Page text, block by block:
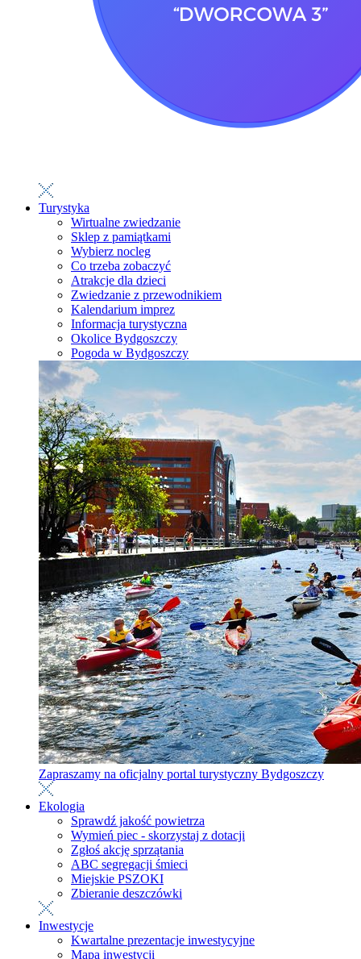
Turystyka
Wirtualne zwiedzanie
Sklep z pamiątkami
Wybierz nocleg
Co trzeba zobaczyć
Atrakcje dla dzieci
Zwiedzanie z przewodnikiem
Kalendarium imprez
Informacja turystyczna
Okolice Bydgoszczy
Pogoda w Bydgoszczy
Zapraszamy na oficjalny portal turystyczny Bydgoszczy
Ekologia
Sprawdź jakość powietrza
Wymień piec - skorzystaj z dotacji
Zgłoś akcję sprzątania
ABC segregacji śmieci
Miejskie PSZOKI
Zbieranie deszczówki
Inwestycje
Kwartalne prezentacje inwestycyjne
Mapa inwestycji